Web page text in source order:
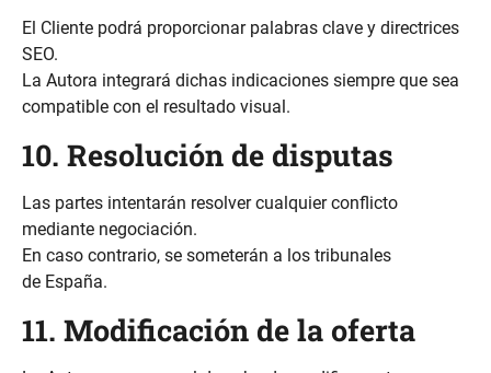
El Cliente podrá proporcionar palabras clave y directrices
SEO.
La Autora integrará dichas indicaciones siempre que sea
compatible con el resultado visual.
10. Resolución de disputas
Las partes intentarán resolver cualquier conflicto
mediante negociación.
En caso contrario, se someterán a los tribunales
de España.
11. Modificación de la oferta